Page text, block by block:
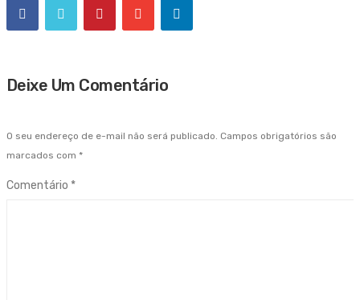
Deixe Um Comentário
O seu endereço de e-mail não será publicado. Campos obrigatórios são
marcados com *
Comentário *